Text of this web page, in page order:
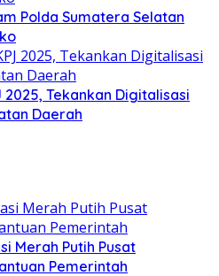
Polda Sumatera Selatan
2025, Tekankan Digitalisasi
Daerah
Merah Putih Pusat
Pemerintah